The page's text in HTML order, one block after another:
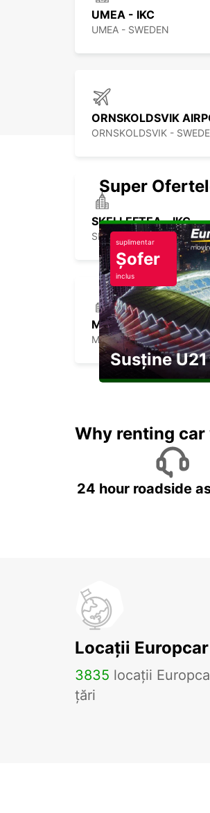
UMEA - IKC
UMEA - SWEDEN
ORNSKOLDSVIK
ORNSKOLDSVIK -
SKELLEFTEA - IKC
SKELLEFTEA - SWEDEN
MALA
MALA - SWEDEN
Super
suplimentar
Șofer
inclus
Susține
Why renting car
24 hour roadside
Locații Europcar
3835 locații
țări